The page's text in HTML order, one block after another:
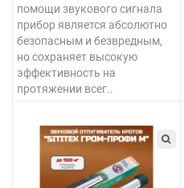
помощи звукового сигнала
прибор является абсолютно
безопасным и безвредным,
но сохраняет высокую
эффективность на
протяжении всег..